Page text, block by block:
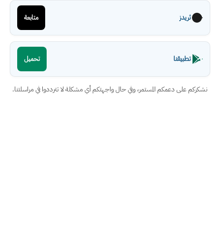
ثريدز متابعة
تطبيقنا تحميل
نشكركم على دعمكم المستمر، وفي حال واجهتكم أي مشكلة لا تترددوا في مراسلتنا.